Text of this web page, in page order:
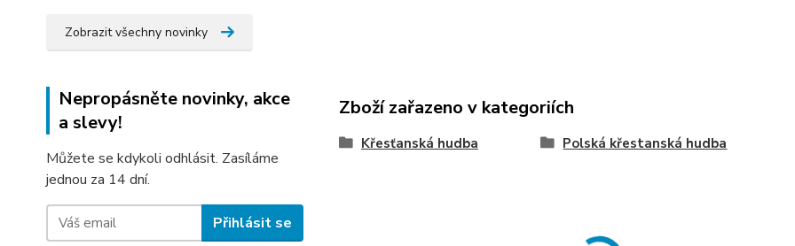
Zobrazit všechny novinky
Nepropásněte novinky, akce
a slevy!
Můžete se kdykoli odhlásit. Zasíláme
jednou za 14 dní.
Přihlásit se
Zboží zařazeno v kategoriích
Křesťanská hudba Polská křestanská hudba